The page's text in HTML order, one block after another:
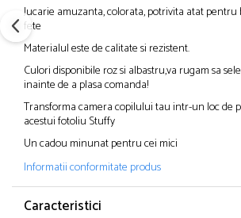
Jucarie amuzanta, colorata, potrivita atat pentru
fete
Materialul este de calitate si rezistent.
Culori disponibile roz si albastru,va rugam sa
inainte de a plasa comanda!
Transforma camera copilului tau intr-un loc de
acestui fotoliu Stuffy
Un cadou minunat pentru cei mici
Informatii conformitate produs
Caracteristici